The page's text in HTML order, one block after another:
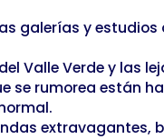
galerías y
Valle Verde y las
rumorea están
extravagantes,